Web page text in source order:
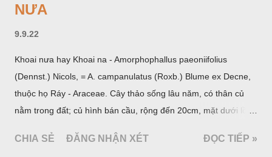
NƯA
9.9.22
Khoai nưa hay Khoai na - Amorphophallus paeoniifolius
(Dennst.) Nicols, = A. campanulatus (Roxb.) Blume ex Decne,
thuộc họ Ráy - Araceae. Cây thảo sống lâu năm, có thân củ
nằm trong đất; củ hình bán cầu, rộng đến 20cm, mặt dưới lồi
quanh có 3-5 mấu lồi; vỏ củ màu nâu, thịt trắng vàng và cứng.
CHIA SẺ ĐĂNG NHẬN XÉT ĐỌC TIẾP »